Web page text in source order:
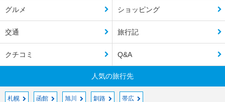
グルメ ショッピング
交通 旅行記
クチコミ Q&A
人気の旅行先
札幌 函館 旭川 釧路 帯広